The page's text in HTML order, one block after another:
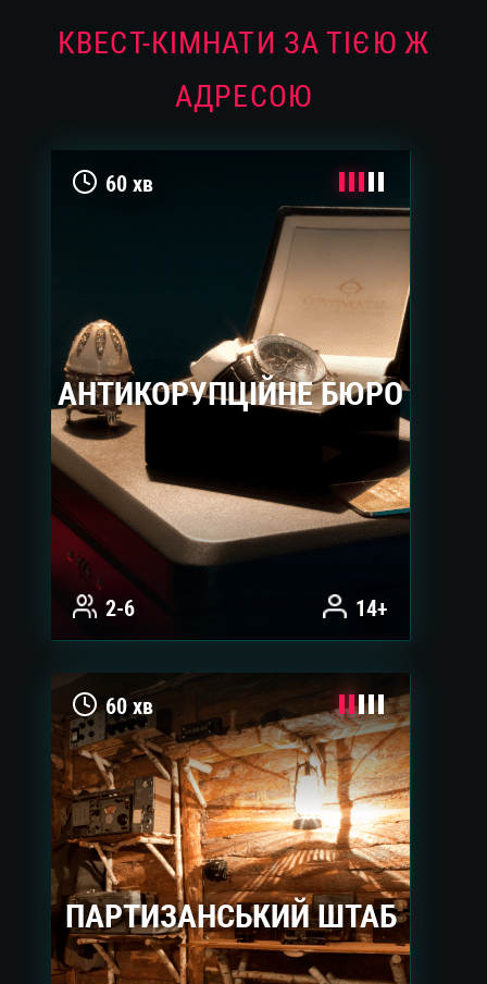
КВЕСТ-КІМНАТИ ЗА ТІЄЮ Ж
АДРЕСОЮ
60 хв
2-6 14+
АНТИКОРУПЦІЙНЕ БЮРО
60 хв
ПАРТИЗАНСЬКИЙ ШТАБ